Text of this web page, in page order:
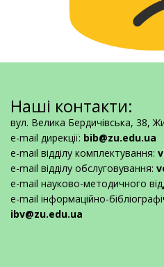
Наші контакти:
вул. Велика Бердичівська, 38,
e-mail дирекції: bib@zu.edu.ua
e-mail відділу комплектування:
e-mail відділу обслуговування:
e-mail науково-методичного
e-mail інформаційно-
ibv@zu.edu.ua